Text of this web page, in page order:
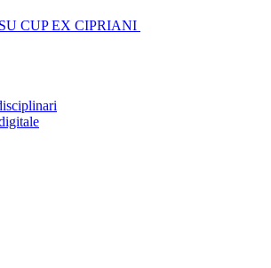
CUP EX CIPRIANI